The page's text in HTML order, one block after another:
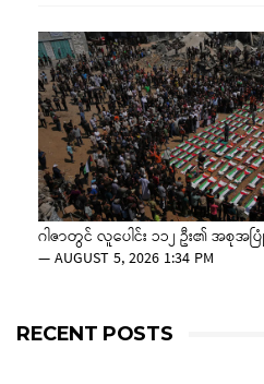
ဂါဇာတွင် လူပေါင်း ၁၁၂ ဦး၏ အစုအ
—AUGUST 5, 2026 1:34 PM
RECENT POSTS